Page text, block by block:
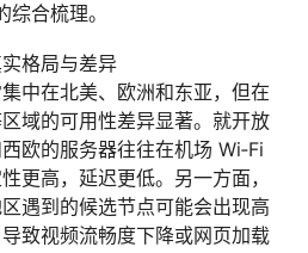
合梳理。
格局与差异
中在北美、欧洲和东亚，但在
域的可用性差异显著。就开放
欧的服务器往往在机场 Wi‑Fi
更高，延迟更低。另一方面，
遇到的候选节点可能会出现高
致视频流畅度下降或网页加载